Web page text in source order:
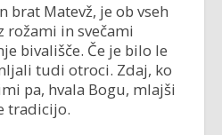
brat Matevž, je ob vseh
rožami in svečami
bivališče. Če je bilo le
tudi otroci. Zdaj, ko
pa, hvala Bogu, mlajši
tradicijo.